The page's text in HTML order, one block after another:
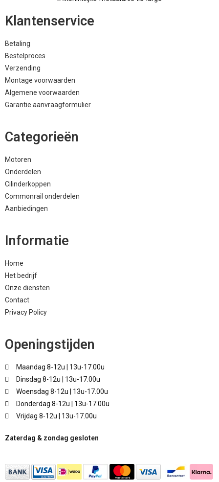
Klantenservice
Betaling
Bestelproces
Verzending
Montage voorwaarden
Algemene voorwaarden
Garantie aanvraagformulier
Categorieën
Motoren
Onderdelen
Cilinderkoppen
Commonrail onderdelen
Aanbiedingen
Informatie
Home
Het bedrijf
Onze diensten
Contact
Privacy Policy
Openingstijden
Maandag 8-12u | 13u-17.00u
Dinsdag 8-12u | 13u-17.00u
Woensdag 8-12u | 13u-17.00u
Donderdag 8-12u | 13u-17.00u
Vrijdag 8-12u | 13u-17.00u
Zaterdag & zondag gesloten